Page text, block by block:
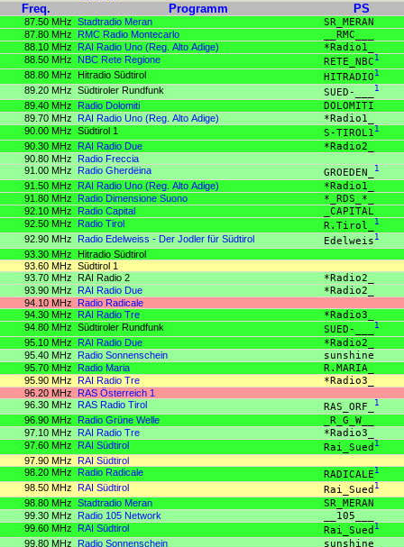
Freq. Programm PS
87.50 MHz Stadtradio Meran SR_MERAN
87.80 MHz RMC Radio Montecarlo __RMC___
88.10 MHz RAI Radio Uno (Reg. Alto Adige) *Radio1_
88.50 MHz NBC Rete Regione RETE_NBC 1
88.80 MHz Hitradio Südtirol HITRADIO 1
89.20 MHz Südtiroler Rundfunk SUED-___ 1
89.40 MHz Radio Dolomiti DOLOMITI
89.70 MHz RAI Radio Uno (Reg. Alto Adige) *Radio1_
90.00 MHz Südtirol 1 S-TIROL1 1
90.30 MHz RAI Radio Due *Radio2_
90.80 MHz Radio Freccia
91.00 MHz Radio Gherdëina GROEDEN_ 1
91.50 MHz RAI Radio Uno (Reg. Alto Adige) *Radio1_
91.80 MHz Radio Dimensione Suono *_RDS_*_
92.10 MHz Radio Capital _CAPITAL
92.50 MHz Radio Tirol R.Tirol_ 1
92.90 MHz Radio Edelweiss - Der Jodler für Südtirol Edelweis 1
93.30 MHz Hitradio Südtirol
93.60 MHz Südtirol 1
93.70 MHz RAI Radio 2 *Radio2_
93.90 MHz RAI Radio Due *Radio2_
94.10 MHz Radio Radicale
94.30 MHz RAI Radio Tre *Radio3_
94.80 MHz Südtiroler Rundfunk SUED-___ 1
95.10 MHz RAI Radio Due *Radio2_
95.40 MHz Radio Sonnenschein sunshine
95.70 MHz Radio Maria R.MARIA_
95.90 MHz RAI Radio Tre *Radio3_
96.20 MHz RAS Österreich 1
96.30 MHz RAS Radio Tirol RAS_ORF_ 1
96.90 MHz Radio Grüne Welle _R_G_W__
97.10 MHz RAI Radio Tre *Radio3_
97.60 MHz RAI Südtirol Rai_Sued 1
97.90 MHz RAI Südtirol
98.20 MHz Radio Radicale RADICALE 1
98.50 MHz RAI Südtirol Rai_Sued 1
98.80 MHz Stadtradio Meran SR_MERAN
99.30 MHz Radio 105 Network __105___
99.60 MHz RAI Südtirol Rai_Sued 1
99.80 MHz Radio Sonnenschein sunshine